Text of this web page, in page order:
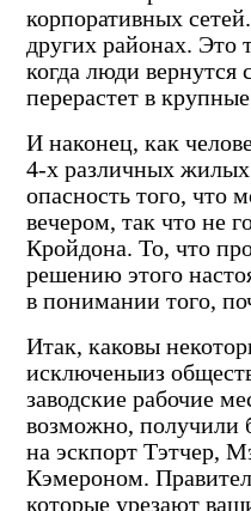
корпоративных
других районах. Это
когда люди вернутся
перерастет в
И наконец, как
4-х различных жилых
опасность того, что
вечером, так что не
Кройдона. То, что
решению этого
в понимании того,
Итак, каковы
исключеныиз
заводские рабочие
возможно, получили
на эскпорт Тэтчер,
Кэмероном.
которые урезают